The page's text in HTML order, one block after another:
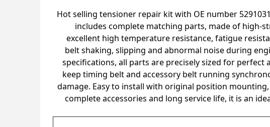
Hot selling tensioner repair kit with OE number
includes complete matching parts, made of high-
excellent high temperature resistance, fatigue
belt shaking, slipping and abnormal noise during
specifications, all parts are precisely sized for
keep timing belt and accessory belt running
damage. Easy to install with original position
complete accessories and long service life, it is an